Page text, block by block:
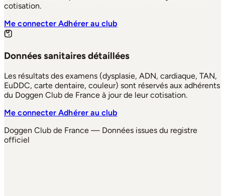
cotisation.
Me connecterAdhérer au club
Données sanitaires détaillées
Les résultats des examens (dysplasie, ADN, cardiaque, TAN,
EuDDC, carte dentaire, couleur) sont réservés aux adhérents
du Doggen Club de France à jour de leur cotisation.
Me connecterAdhérer au club
Doggen Club de France — Données issues du registre
officiel